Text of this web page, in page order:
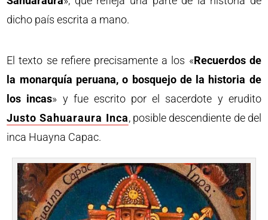
dicho país escrita a mano.
El texto se refiere precisamente a los «Recuerdos de
la monarquía peruana, o bosquejo de la historia de
los incas» y fue escrito por el sacerdote y erudito
Justo Sahuaraura Inca, posible descendiente de del
inca Huayna Capac.